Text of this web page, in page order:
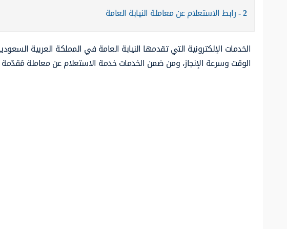
2 رابط الاستعلام عن معاملة النيابة العامة
الخدمات الإلكترونية التي تقدمها النيابة العامة في المملكة العربية
الوقت وسرعة الإنجاز، ومن ضمن الخدمات خدمة الاستعلام عن معاملة